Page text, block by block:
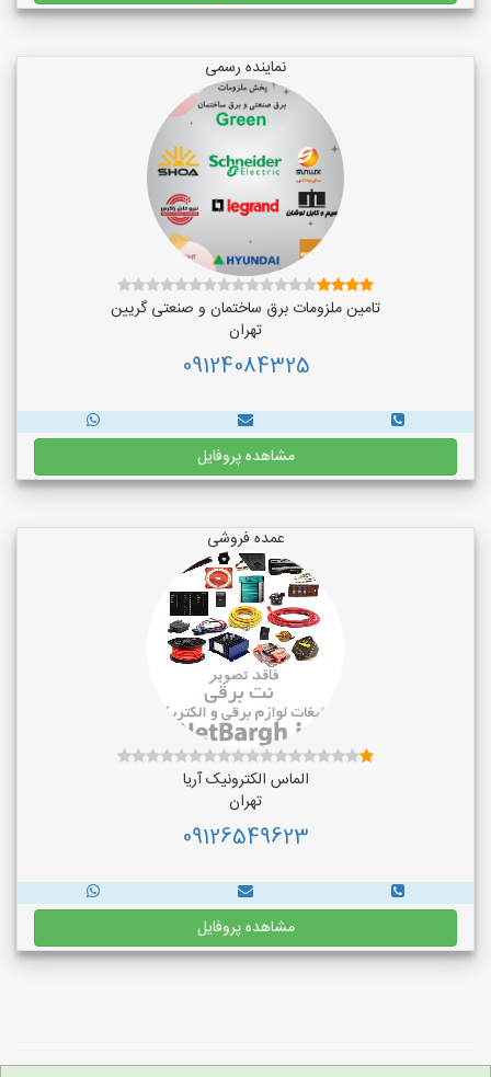
نماینده رسمی
تامین ملزومات برق ساختمان و صنعتی گریین
تهران
09124084325
مشاهده پروفایل
عمده فروشی
الماس الکترونیک آریا
تهران
09126549623
مشاهده پروفایل